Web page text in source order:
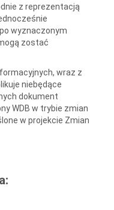
z reprezentacją
wyznaczonym
zostać
wraz z
niebędące
dokument
WDB w trybie zmian
w projekcie Zmian